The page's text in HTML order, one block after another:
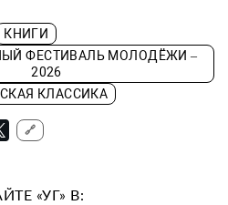
КНИГИ
ФЕСТИВАЛЬ МОЛОДЁЖИ –
2026
КЛАССИКА
🔗
«УГ» В: